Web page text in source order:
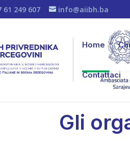
61 249 607 info@aiibh.ba
Home
Contattaci
Gli